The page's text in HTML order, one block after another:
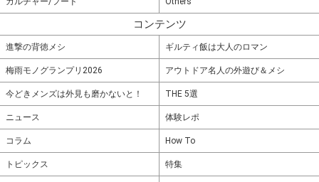
コンテンツ
進撃の背徳メシ ギルティ飯は大人のロマン
梅雨モノグランプリ2026 アウトドア名人の外遊び＆メシ
今どきメンズは外見も磨かないと！ THE 5選
ニュース 体験レポ
コラム How To
トピックス 特集